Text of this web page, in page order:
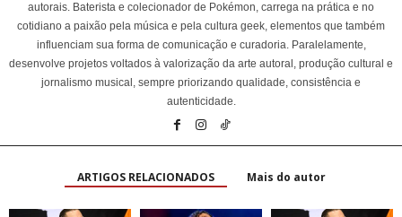
autorais. Baterista e colecionador de Pokémon, carrega na prática e no
cotidiano a paixão pela música e pela cultura geek, elementos que também
influenciam sua forma de comunicação e curadoria. Paralelamente,
desenvolve projetos voltados à valorização da arte autoral, produção cultural e
jornalismo musical, sempre priorizando qualidade, consistência e
autenticidade.
ARTIGOS RELACIONADOS Mais do autor